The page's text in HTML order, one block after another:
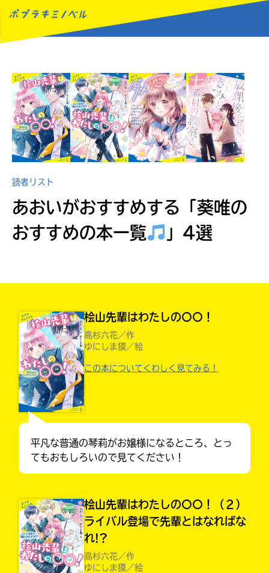
みんなとおしゃべり
できる掲示板
読者リスト
あおいがおすすめする 「葵唯の
おすすめの本一覧
」4選
桧山先輩はわたしの〇〇！
高杉六花／作
ゆにしま獏／絵
この本についてくわしく見てみる！
平凡な普通の琴莉がお嬢様になるところ、とっ
てもおもしろいので見てください！
桧山先輩はわたしの〇〇！（２）
ライバル登場で先輩とはなればな
れ!?
高杉六花／作
ゆにしま獏／絵